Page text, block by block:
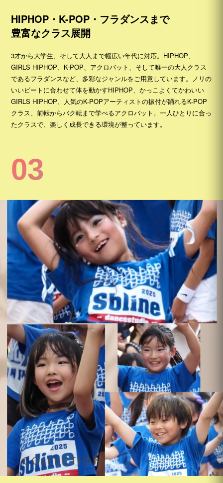
S-BLINE
DANCE
STUDIO
HIPHOP・K-POP・フラダンスまで
豊富なクラス展開
3才から大学生、そして大人まで幅広い年代に対応。HIPHOP、
GIRLS HIPHOP、K-POP、アクロバット、そして唯一の大人クラス
であるフラダンスなど、多彩なジャンルをご用意しています。ノリの
いいビートに合わせて体を動かすHIPHOP、かっこよくてかわいい
GIRLS HIPHOP、人気のK-POPアーティストの振付が踊れるK-POP
クラス、前転からバク転まで学べるアクロバット。一人ひとりに合っ
たクラスで、楽しく成長できる環境が整っています。
03